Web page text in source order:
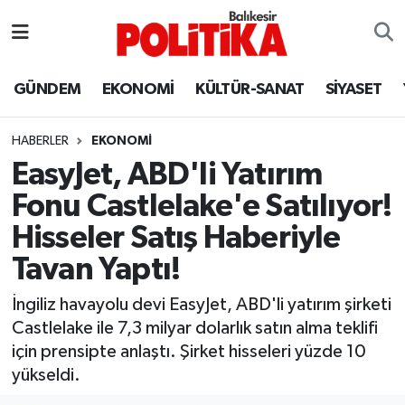
GÜNDEM EKONOMİ KÜLTÜR-SANAT SİYASET
HABERLER EKONOMİ
EasyJet, ABD'li Yatırım
Fonu Castlelake'e Satılıyor!
Hisseler Satış Haberiyle
Tavan Yaptı!
İngiliz havayolu devi EasyJet, ABD'li yatırım şirketi
Castlelake ile 7,3 milyar dolarlık satın alma teklifi
için prensipte anlaştı. Şirket hisseleri yüzde 10
yükseldi.
Ayvalık
Balya
Bandırma
Bigadiç
BİYOGRAFİLER
Burhaniye
Balıkesir Hava Durumu
Balıkesir Namaz Vakitleri
Balıkesir Trafik Yoğunluk Haritası
Süper Lig Puan Durumu ve Fikstür
Tüm Manşetler
Son Dakika Haberleri